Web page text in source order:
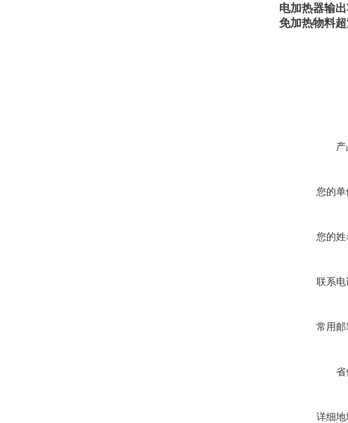
电加热器输
免加热物料
产
您的单
您的姓
联系电
常用邮
省
详细地